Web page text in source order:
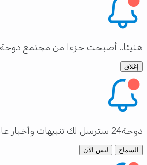
هنيئا.. أصبحت جزءا من مجتمع دوحة24
إغلاق
دوحة24 سترسل لك تنبيهات وأخبار عاجلة لحظة وقوعها
السماح ليس الآن